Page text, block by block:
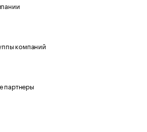
компаний
партнеры